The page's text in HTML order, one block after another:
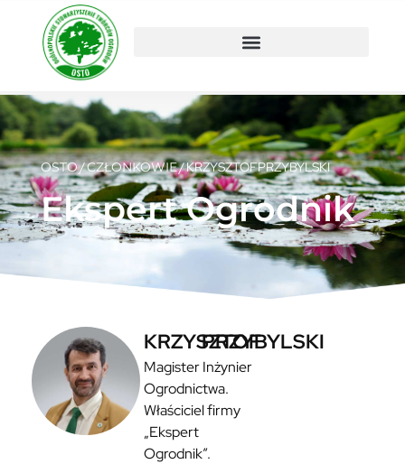
OSTO/CZŁONKOWIE/KRZYSZTOFPRZYBYLSKI
Ekspert Ogrodnik
KRZYSZTOF
PRZYBYLSKI
Magister Inżynier
Ogrodnictwa.
Właściciel firmy
„Ekspert
Ogrodnik”.